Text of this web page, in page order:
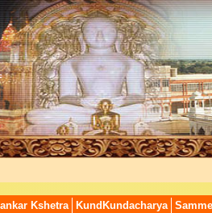
Kshetra KundKundacharya